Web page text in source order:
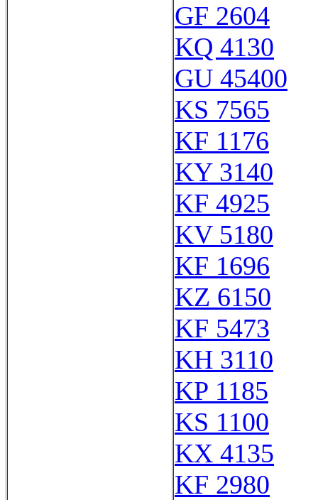
GF 2604
KQ 4130
GU 45400
KS 7565
KF 1176
KY 3140
KF 4925
KV 5180
KF 1696
KZ 6150
KF 5473
KH 3110
KP 1185
KS 1100
KX 4135
KF 2980